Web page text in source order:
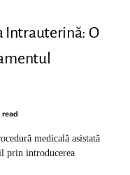
Intrauterină: O
medicală asistată
prin introducerea